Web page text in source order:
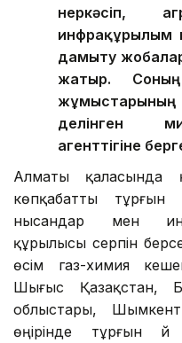
өнеркәсіп,
инфрақұрылым
дамыту
жатыр.
жұмыстарының
делінген
агенттігіне
Алматы қаласында
көпқабатты тұрғын
нысандар мен
құрылысы серпін
өсім газ-химия
Шығыс Қазақстан,
облыстары,
өңірінде тұрғын